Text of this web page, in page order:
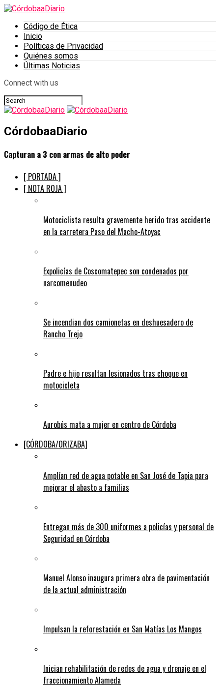
Código de Ética
Inicio
Políticas de Privacidad
Quiénes somos
Últimas Noticias
Connect with us
CórdobaaDiario
Capturan a 3 con armas de alto poder
[ PORTADA ]
[ NOTA ROJA ]
Motociclista resulta gravemente herido tras accidente
en la carretera Paso del Macho-Atoyac
Expolicías de Coscomatepec son condenados por
narcomenudeo
Se incendian dos camionetas en deshuesadero de
Rancho Trejo
Padre e hijo resultan lesionados tras choque en
motocicleta
Aurobús mata a mujer en centro de Córdoba
[CÓRDOBA/ORIZABA]
Amplían red de agua potable en San José de Tapia para
mejorar el abasto a familias
Entregan más de 300 uniformes a policías y personal de
Seguridad en Córdoba
Manuel Alonso inaugura primera obra de pavimentación
de la actual administración
Impulsan la reforestación en San Matías Los Mangos
Inician rehabilitación de redes de agua y drenaje en el
fraccionamiento Alameda